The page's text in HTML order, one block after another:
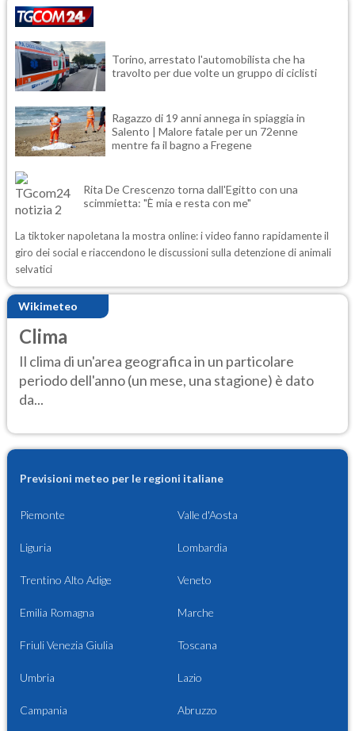
Torino, arrestato l'automobilista che ha
travolto per due volte un gruppo di ciclisti
Ragazzo di 19 anni annega in spiaggia in
Salento | Malore fatale per un 72enne
mentre fa il bagno a Fregene
Rita De Crescenzo torna dall'Egitto con una
scimmietta: "È mia e resta con me"
La tiktoker napoletana la mostra online: i video fanno rapidamente il
giro dei social e riaccendono le discussioni sulla detenzione di animali
selvatici
Wikimeteo
Clima
Il clima di un'area geografica in un particolare
periodo dell'anno (un mese, una stagione) è dato
da...
Previsioni meteo per le regioni italiane
Piemonte Valle d'Aosta
Liguria Lombardia
Trentino Alto Adige Veneto
Emilia Romagna Marche
Friuli Venezia Giulia Toscana
Umbria Lazio
Campania Abruzzo